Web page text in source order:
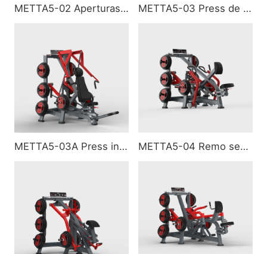
METTA5-02 Aperturas inclinadas (super) METTA5-03 Press de hombros (super)
METTA5-03A Press inclinado (super) METTA5-04 Remo sentado